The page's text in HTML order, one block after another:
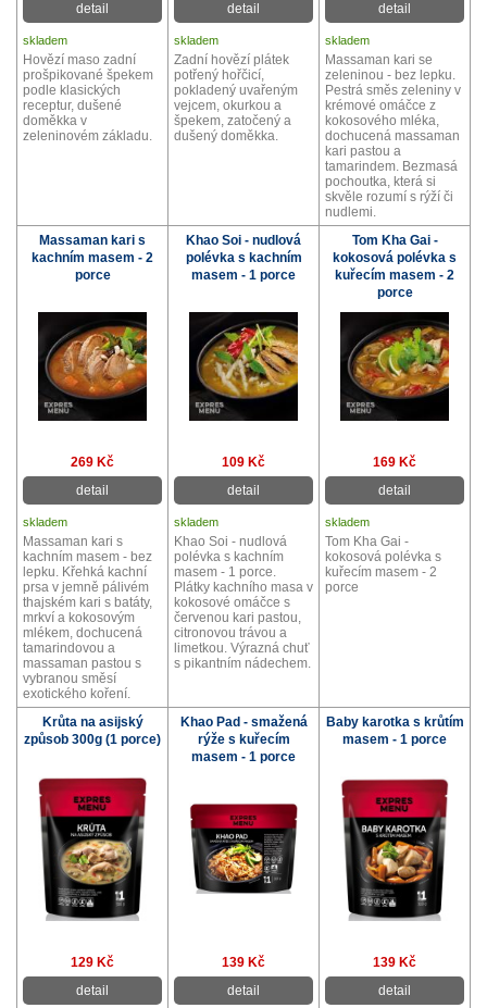
detail
detail
detail
skladem skladem skladem
Hovězí maso zadní
prošpikované špekem
podle klasických
receptur, dušené
doměkka v
zeleninovém základu.
Zadní hovězí plátek
potřený hořčicí,
pokladený uvařeným
vejcem, okurkou a
špekem, zatočený a
dušený doměkka.
Massaman kari se
zeleninou - bez lepku.
Pestrá směs zeleniny v
krémové omáčce z
kokosového mléka,
dochucená massaman
kari pastou a
tamarindem. Bezmasá
pochoutka, která si
skvěle rozumí s rýží či
nudlemi.
Massaman kari s
kachním masem - 2
porce
Khao Soi - nudlová
polévka s kachním
masem - 1 porce
Tom Kha Gai -
kokosová polévka s
kuřecím masem - 2
porce
269 Kč
detail
109 Kč
detail
169 Kč
detail
skladem skladem skladem
Massaman kari s
kachním masem - bez
lepku. Křehká kachní
prsa v jemně pálivém
thajském kari s batáty,
mrkví a kokosovým
mlékem, dochucená
tamarindovou a
massaman pastou s
vybranou směsí
exotického koření.
Khao Soi - nudlová
polévka s kachním
masem - 1 porce.
Plátky kachního masa v
kokosové omáčce s
červenou kari pastou,
citronovou trávou a
limetkou. Výrazná chuť
s pikantním nádechem.
Tom Kha Gai -
kokosová polévka s
kuřecím masem - 2
porce
Krůta na asijský
způsob 300g (1 porce)
Khao Pad - smažená
rýže s kuřecím
masem - 1 porce
Baby karotka s krůtím
masem - 1 porce
129 Kč
detail
139 Kč
detail
139 Kč
detail